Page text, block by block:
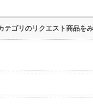
テゴリのリクエスト商品を